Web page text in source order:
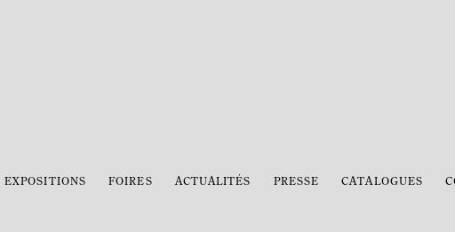
EXPOSITIONS FOIRES ACTUALITÉS PRESSE CATALOGUES